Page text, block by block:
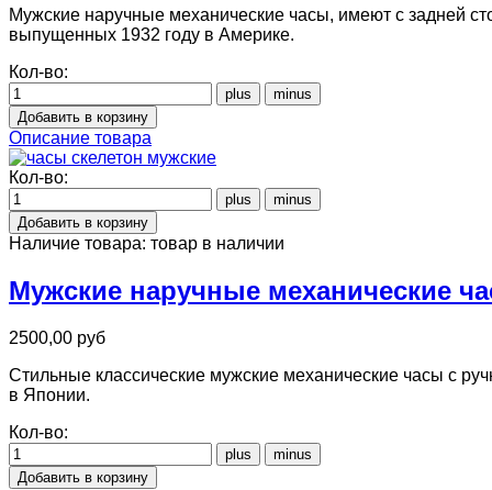
Мужские наручные механические часы, имеют с задней
выпущенных 1932 году в Америке.
Кол-во:
Описание товара
Кол-во:
Наличие товара: товар в наличии
Мужские наручные механические
2500,00 руб
Стильные классические мужские механические часы с
в Японии.
Кол-во: